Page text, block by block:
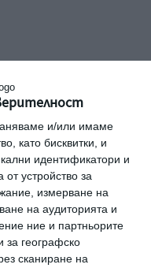
и/или имаме
като бисквитки, и
идентификатори и
устройство за
измерване на
на аудиторията и
ние и партньорите
за географско
сканиране на